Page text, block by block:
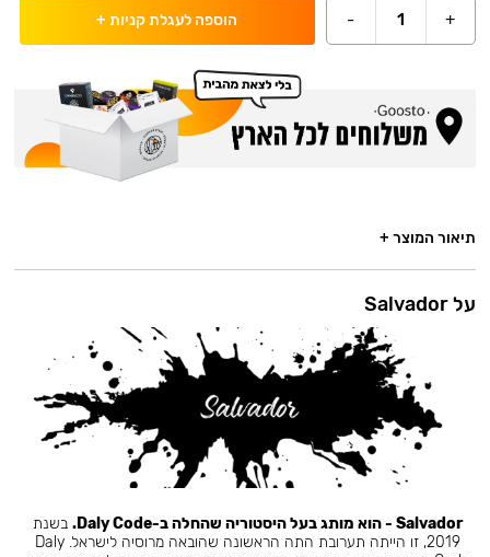
+
1
- הוספה לעגלת קניות +
תיאור המוצר +
על Salvador
Salvador - הוא מותג בעל היסטוריה שהחלה ב-Daly Code.
בשנת
2019, זו הייתה תערובת התה הראשונה שהובאה מרוסיה לישראל. Daly